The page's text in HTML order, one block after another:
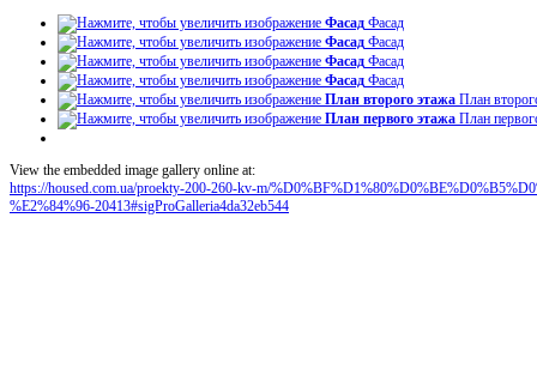
Фасад Фасад
Фасад Фасад
Фасад Фасад
Фасад Фасад
План второго этажа План
План первого этажа План
View the embedded image gallery online at:
https://housed.com.ua/proekty-200-260-kv-m/
%E2%84%96-20413#sigProGalleria4da32eb544